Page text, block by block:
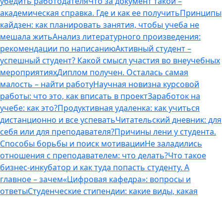
академическая справка. Где и как ее получитьПринципы
кайдзен: как планировать занятия, чтобы учеба не
мешала житьАнализ литературного произведения:
рекомендации по написаниюАктивный студент –
успешный студент? Какой смысл участия во внеучебных
мероприятияхДиплом получен. Осталась самая
малость – найти работуНаучная новизна курсовой
работы: что это, как вписать в проектЗаработок на
учебе: как это?Продуктивная удаленка: как учиться
дистанционно и все успеватьЧитательский дневник: для
себя или для преподавателя?Причины лени у студента.
Способы борьбы и поиск мотивацииНе заладились
отношения с преподавателем: что делать?Что такое
бизнес-инкубатор и как туда попасть студенту. А
главное – зачем«Цифровая кафедра»: вопросы и
ответыСтуденческие стипендии: какие виды, какая